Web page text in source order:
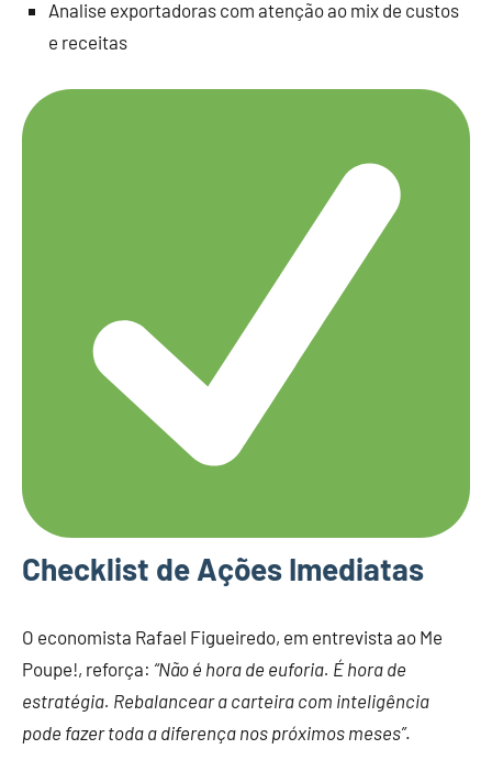
Analise exportadoras com atenção ao mix de custos
e receitas
Checklist de Ações Imediatas
O economista Rafael Figueiredo, em entrevista ao Me
Poupe!, reforça: “Não é hora de euforia. É hora de
estratégia. Rebalancear a carteira com inteligência
pode fazer toda a diferença nos próximos meses”.